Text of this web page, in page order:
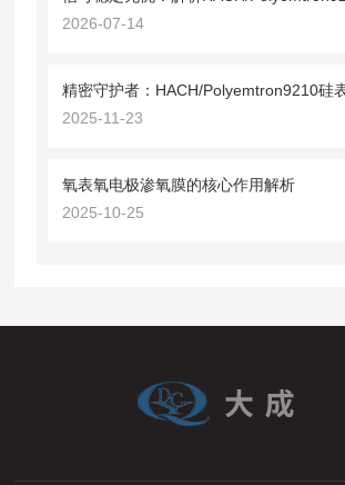
2026-07-14
2025-11-23
氧表氧电极渗氧膜的核心作用解析
2025-10-25